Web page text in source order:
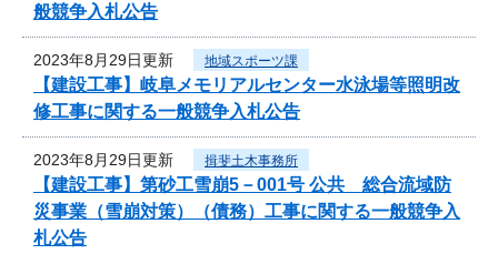
般競争入札公告
2023年8月29日更新 地域スポーツ課
【建設工事】岐阜メモリアルセンター水泳場等照明改
修工事に関する一般競争入札公告
2023年8月29日更新 揖斐土木事務所
【建設工事】第砂工雪崩5－001号 公共 総合流域防
災事業（雪崩対策）（債務）工事に関する一般競争入
札公告